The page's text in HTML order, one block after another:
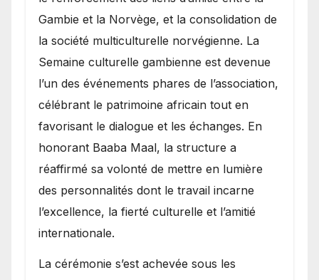
Gambie et la Norvège, et la consolidation de
la société multiculturelle norvégienne. La
Semaine culturelle gambienne est devenue
l’un des événements phares de l’association,
célébrant le patrimoine africain tout en
favorisant le dialogue et les échanges. En
honorant Baaba Maal, la structure a
réaffirmé sa volonté de mettre en lumière
des personnalités dont le travail incarne
l’excellence, la fierté culturelle et l’amitié
internationale.
​La cérémonie s’est achevée sous les